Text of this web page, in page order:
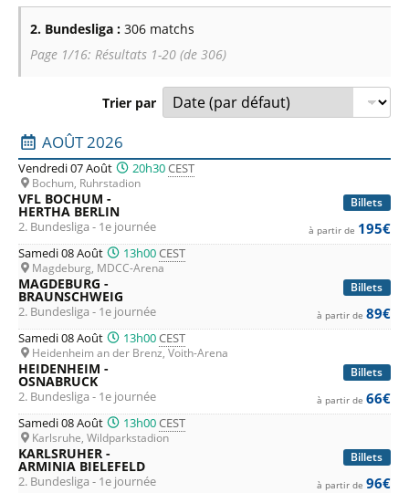
2. Bundesliga : 306 matchs
Page 1/16: Résultats 1-20 (de 306)
Trier par
Liste des prochains matchs : 2. Bundesliga. Colonne 1
AOÛT 2026
Vendredi 07 Août 20h30CEST
Bochum, Ruhrstadion
Billets
VFL BOCHUM -
HERTHA BERLIN
2. Bundesliga - 1e journée à partir de 195€
Samedi 08 Août 13h00CEST
Magdeburg, MDCC-Arena
Billets
MAGDEBURG -
BRAUNSCHWEIG
2. Bundesliga - 1e journée à partir de 89€
Samedi 08 Août 13h00CEST
Heidenheim an der Brenz, Voith-Arena
Billets
HEIDENHEIM -
OSNABRUCK
2. Bundesliga - 1e journée à partir de 66€
Samedi 08 Août 13h00CEST
Karlsruhe, Wildparkstadion
Billets
KARLSRUHER -
ARMINIA BIELEFELD
2. Bundesliga - 1e journée à partir de 96€